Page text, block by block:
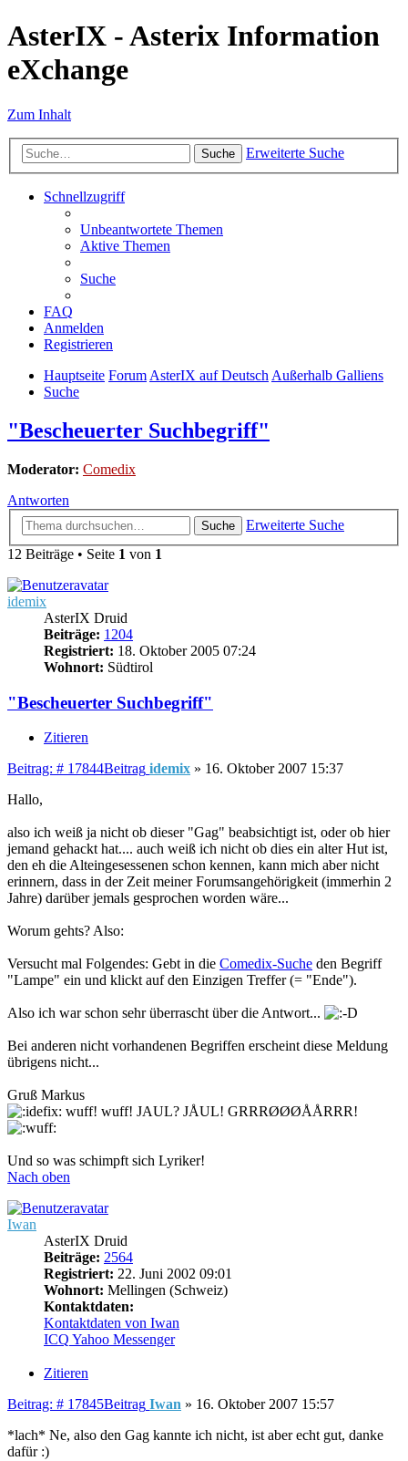
AsterIX - Asterix Information
eXchange
Zum Inhalt
Suche Erweiterte Suche
Schnellzugriff
Unbeantwortete Themen
Aktive Themen
Suche
FAQ
Anmelden
Registrieren
Hauptseite ForumAsterIX auf DeutschAußerhalb Galliens
Suche
"Bescheuerter Suchbegriff"
Moderator: Comedix
Antworten
Suche
Erweiterte Suche
12 Beiträge • Seite 1 von 1
idemix
AsterIX Druid
Beiträge: 1204
Registriert: 18. Oktober 2005 07:24
Wohnort: Südtirol
"Bescheuerter Suchbegriff"
Zitieren
Beitrag: # 17844Beitrag idemix » 16. Oktober 2007 15:37
Hallo,
also ich weiß ja nicht ob dieser "Gag" beabsichtigt ist, oder ob hier
jemand gehackt hat.... auch weiß ich nicht ob dies ein alter Hut ist,
den eh die Alteingesessenen schon kennen, kann mich aber nicht
erinnern, dass in der Zeit meiner Forumsangehörigkeit (immerhin 2
Jahre) darüber jemals gesprochen worden wäre...
Worum gehts? Also:
Versucht mal Folgendes: Gebt in die Comedix-Suche den Begriff
"Lampe" ein und klickt auf den Einzigen Treffer (= "Ende").
Also ich war schon sehr überrascht über die Antwort...
Bei anderen nicht vorhandenen Begriffen erscheint diese Meldung
übrigens nicht...
Gruß Markus
wuff! wuff! JAUL? JÅUL! GRRRØØØÅÅRRR!
Und so was schimpft sich Lyriker!
Nach oben
Iwan
AsterIX Druid
Beiträge: 2564
Registriert: 22. Juni 2002 09:01
Wohnort: Mellingen (Schweiz)
Kontaktdaten:
Kontaktdaten von Iwan
ICQ Yahoo Messenger
Zitieren
Beitrag: # 17845Beitrag Iwan » 16. Oktober 2007 15:57
*lach* Ne, also den Gag kannte ich nicht, ist aber echt gut, danke
dafür :)